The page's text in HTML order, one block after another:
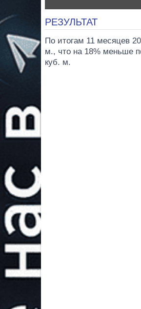
РЕЗУЛЬТАТ
По итогам 11 месяцев
м., что на 18% меньше
куб. м.